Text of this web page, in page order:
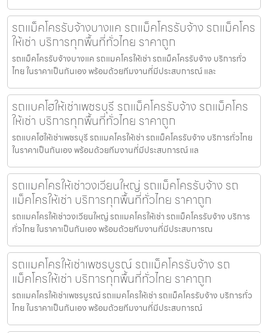
รถแม็คโครรับจ้างบางแค รถแม็คโครรับจ้าง รถแม็คโคร
ให้เช่า บริการทุกพื้นที่ทั่วไทย ราคาถูก
รถแม็คโครรับจ้างบางแค รถแมคโครให้เช่า รถแม็คโครรับจ้าง บริการทั่ว
ไทย ในราคาเป็นกันเอง พร้อมด้วยทีมงานที่มีประสบการณ์ และ
รถแบคโฮให้เช่าเพชรบุรี รถแม็คโครรับจ้าง รถแม็คโคร
ให้เช่า บริการทุกพื้นที่ทั่วไทย ราคาถูก
รถแบคโฮให้เช่าเพชรบุรี รถแมคโครให้เช่า รถแม็คโครรับจ้าง บริการทั่วไทย
ในราคาเป็นกันเอง พร้อมด้วยทีมงานที่มีประสบการณ์ แล
รถแมคโครให้เช่าวงเวียนใหญ่ รถแม็คโครรับจ้าง รถ
แม็คโครให้เช่า บริการทุกพื้นที่ทั่วไทย ราคาถูก
รถแมคโครให้เช่าวงเวียนใหญ่ รถแมคโครให้เช่า รถแม็คโครรับจ้าง บริการ
ทั่วไทย ในราคาเป็นกันเอง พร้อมด้วยทีมงานที่มีประสบการณ
รถแมคโครให้เช่าเพชรบูรณ์ รถแม็คโครรับจ้าง รถ
แม็คโครให้เช่า บริการทุกพื้นที่ทั่วไทย ราคาถูก
รถแมคโครให้เช่าเพชรบูรณ์ รถแมคโครให้เช่า รถแม็คโครรับจ้าง บริการทั่ว
ไทย ในราคาเป็นกันเอง พร้อมด้วยทีมงานที่มีประสบการณ์